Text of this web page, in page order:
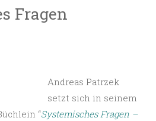
Fragen
Andreas Patrzek
setzt sich in seinem
“Systemisches Fragen –